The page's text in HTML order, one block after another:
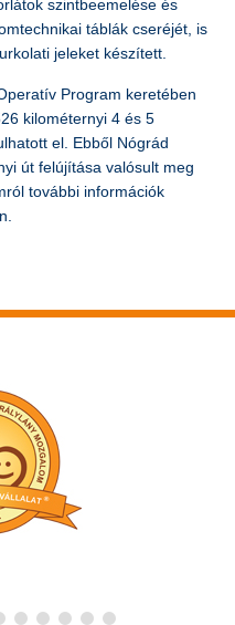
szintbeemelése és
táblák cseréjét, is
jeleket készített.
Program keretében
kilométernyi 4 és 5
el. Ebből Nógrád
út felújítása valósult meg
további információk